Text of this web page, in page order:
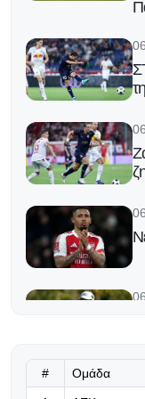
# Ομάδα